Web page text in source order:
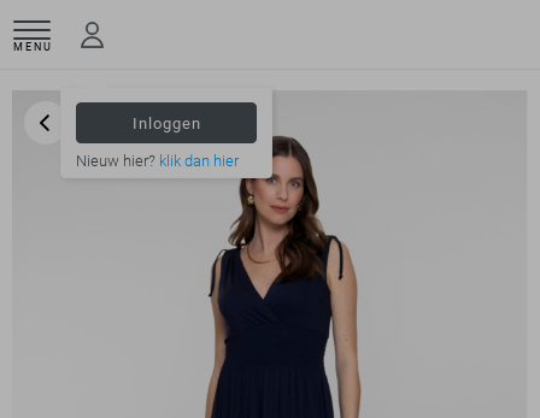
MENU
Inloggen
Nieuw hier? klik dan hier